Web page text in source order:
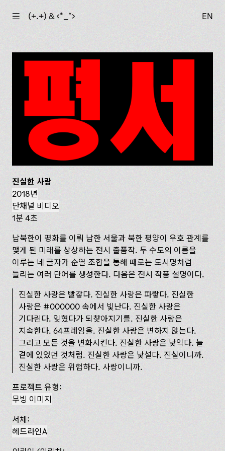
☰ (+.+) & ‹*_*› EN
진실한 사랑
2018년
단채널 비디오
1분 4초
남북한이 평화를 이뤄 남한 서울과 북한 평양이 우호 관계를
맺게 된 미래를 상상하는 전시 출품작. 두 수도의 이름을
이루는 네 글자가 순열 조합을 통해 때로는 도시명처럼
들리는 여러 단어를 생성한다. 다음은 전시 작품 설명이다.
진실한 사랑은 빨갛다. 진실한 사랑은 파랗다. 진실한
사랑은 #000000 속에서 빛난다. 진실한 사랑은
기다린다. 잊혔다가 되찾아지기를. 진실한 사랑은
지속한다. 64프레임을. 진실한 사랑은 변하지 않는다.
그리고 모든 것을 변화시킨다. 진실한 사랑은 낯익다. 늘
곁에 있었던 것처럼. 진실한 사랑은 낯설다. 진실이니까.
진실한 사랑은 위험하다. 사랑이니까.
프로젝트 유형:
무빙 이미지
서체:
헤드라인A